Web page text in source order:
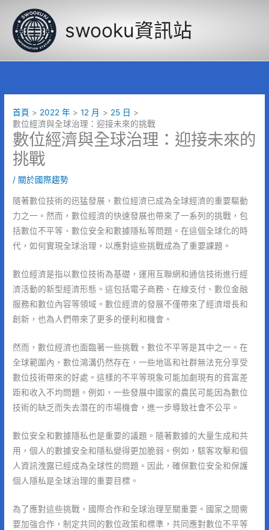
swooku資訊站
首頁 2022 年 12 月
25 日
數位經濟與全球治理：迎接未來的挑戰
數位經濟與全球治理：迎接未來的
挑戰
/ 關於國際趨勢
隨著數位技術的迅猛發展，數位經濟已成為全球經濟的重要驅動
力之一。然而，數位經濟的快速發展也帶來了一系列的挑戰，包
括數位不平等、數位安全和數據隱私等問題。在這個全球化的時
代，如何實現全球治理，以應對這些挑戰成為了重要課題。
數位經濟是指以數位技術為基礎，運用互聯網和通信技術進行經
濟活動的新型經濟形態。這包括電子商務、在線支付、數位金融
服務和數位內容等領域。數位經濟的發展不僅帶來了經濟增長和
創新，也為人們帶來了更多的便利和機會。
然而，數位經濟也面臨著一些挑戰。數位不平等是其中之一。在
全球範圍內，數位鴻溝仍然存在，一些地區和社群無法充分享受
數位技術帶來的好處。這樣的不平等現象可能加劇現有的貧富差
距和收入不均問題。例如，一些發展中國家的農民可能因為數位
技術的缺乏而失去潛在的市場機會，進一步導致社會不公平。
數位安全和數據隱私也是重要的議題。隨著數據的大量生成和共
用，個人的數據安全和隱私變得更加脆弱。例如，駭客攻擊和個
人資訊洩露已經成為全球性的問題。因此，確保數位安全和保護
個人隱私是全球治理的重要目標。
為了應對這些挑戰，國際合作和全球治理至關重要。國家之間需
要加強合作，制定共同的數位政策和標準，共同應對數位不平等